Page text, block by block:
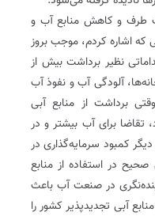
طرف و کاهش منابع آب و
که اشاره کردم، موجب بروز
نظیر برداشت بیش از
آلودگی آب و نفوذ آب
برداشت از منابع آبی
برای آب بیشتر و در
کمبود سرمایه‌گذاری در
در استفاده از منابع
در صنعت آب باعث
آب بیش از 80‌درصد منابع آبی تجدیدپذیر کشور را